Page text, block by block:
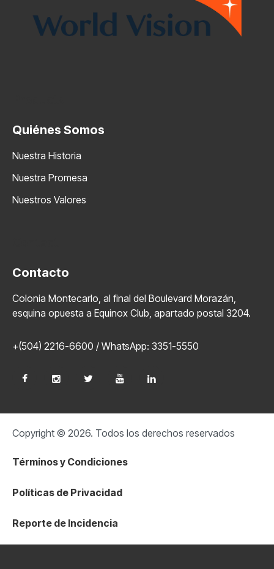
Quiénes Somos
Nuestra Historia
Nuestra Promesa
Nuestros Valores
Contacto
Colonia Montecarlo, al final del Boulevard Morazán,
esquina opuesta a Equinox Club, apartado postal 3204.
+(504) 2216-6600 / WhatsApp: 3351-5550
Copyright © 2026. Todos los derechos reservados
Términos y Condiciones
Políticas de Privacidad
Reporte de Incidencia